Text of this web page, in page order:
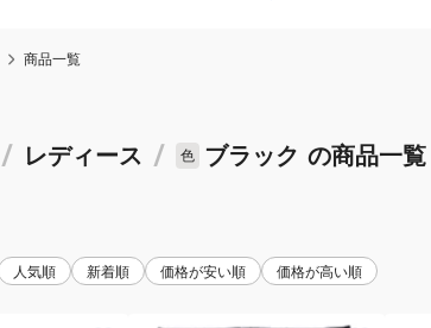
商品一覧
/ レディース / 色 ブラック の商品一覧
人気順 新着順 価格が安い順 価格が高い順